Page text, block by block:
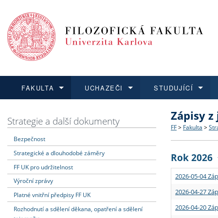
FAKULTA
Dozvědět se více
Struktura
Strategie
Podpora
UCHAZEČI
Podat přihlášku
Co
Učitelské
STUDUJÍCÍ
Dozvědět se více
Rigorózní
Dozvědět se více
O vědě a
Granty a
Dozvědět se více
Aktuální
Strategie a další dokumenty
Bezpečnost
Strategické a dlouhodobé záměry
FF UK pro udržitelnost
Výroční zprávy
Platné vnitřní předpisy FF UK
Rozhodnutí a sdělení děkana, opatření a sdělení
Zápisy
FF > Fakulta >
Rok 2026
2026-05-04
2026-04-27
2026-04-20